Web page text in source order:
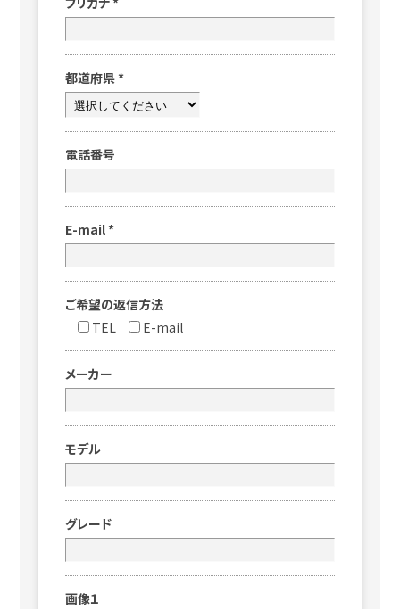
都道府県 *
電話番号
E-mail *
ご希望の返信方法
TEL
E-mail
メーカー
モデル
グレード
画像１